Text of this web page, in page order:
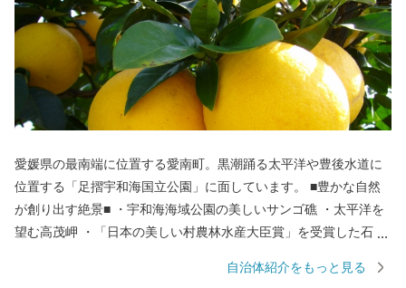
愛媛県の最南端に位置する愛南町。黒潮踊る太平洋や豊後水道に
位置する「足摺宇和海国立公園」に面しています。 ■豊かな自然
が創り出す絶景■ ・宇和海海域公園の美しいサンゴ礁 ・太平洋を
望む高茂岬 ・「日本の美しい村農林水産大臣賞」を受賞した石垣
受ける愛南町が育む自慢の品々 ・ほどよい甘さと爽やかな酸味が
自治体紹介をもっと見る